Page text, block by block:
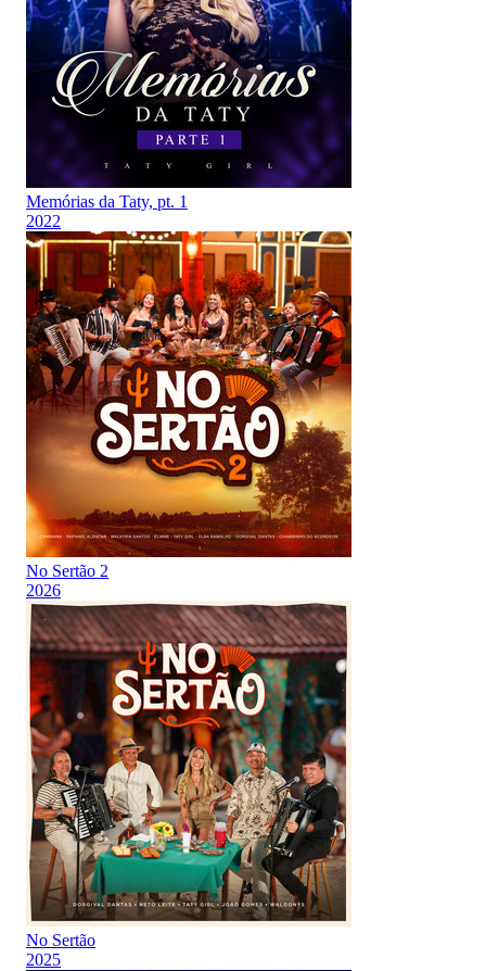
Memórias da Taty, pt. 1
2022
No Sertão 2
2026
No Sertão
2025